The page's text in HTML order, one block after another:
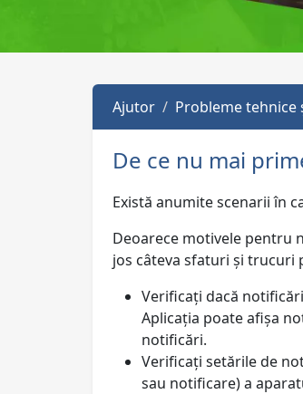
Ajutor Probleme
De ce nu mai
Există anumite scenarii în
Deoarece motivele pentru
jos câteva sfaturi și trucuri
Verificați dacă
Aplicația poate afișa
notificări.
Verificați setările de
sau notificare) a